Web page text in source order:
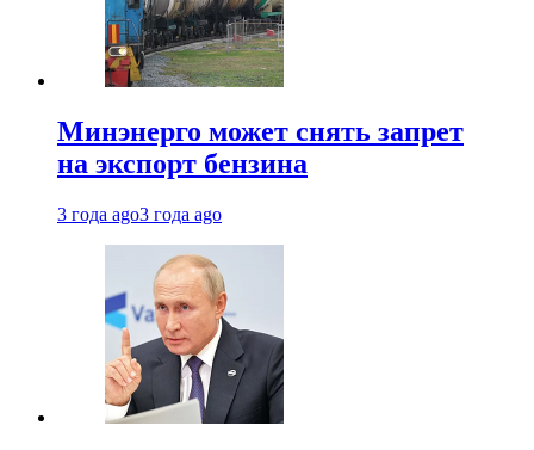
Минэнерго может снять запрет
на экспорт бензина
3 года ago3 года ago